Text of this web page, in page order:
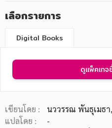
เลือกรายการ
Digital Books
ดูแพ็คเกจ
เขียนโดย :
นววรรณ พันธุเมธา
แปลโดย :
-